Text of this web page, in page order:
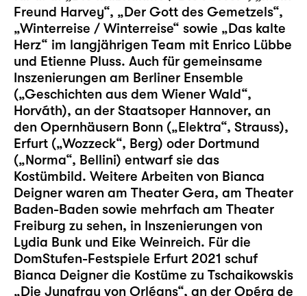
Freund Harvey“, „Der Gott des Gemetzels“,
„Winterreise / Winterreise“ sowie „Das kalte
Herz“ im langjährigen Team mit Enrico Lübbe
und Etienne Pluss. Auch für gemeinsame
Inszenierungen am Berliner Ensemble
(„Geschichten aus dem Wiener Wald“,
Horváth), an der Staatsoper Hannover, an
den Opernhäusern Bonn („Elektra“, Strauss),
Erfurt („Wozzeck“, Berg) oder Dortmund
(„Norma“, Bellini) entwarf sie das
Kostümbild. Weitere Arbeiten von Bianca
Deigner waren am Theater Gera, am Theater
Baden-Baden sowie mehrfach am Theater
Freiburg zu sehen, in Inszenierungen von
Lydia Bunk und Eike Weinreich. Für die
DomStufen-Festspiele Erfurt 2021 schuf
Bianca Deigner die Kostüme zu Tschaikowskis
„Die Jungfrau von Orléans“, an der Opéra de